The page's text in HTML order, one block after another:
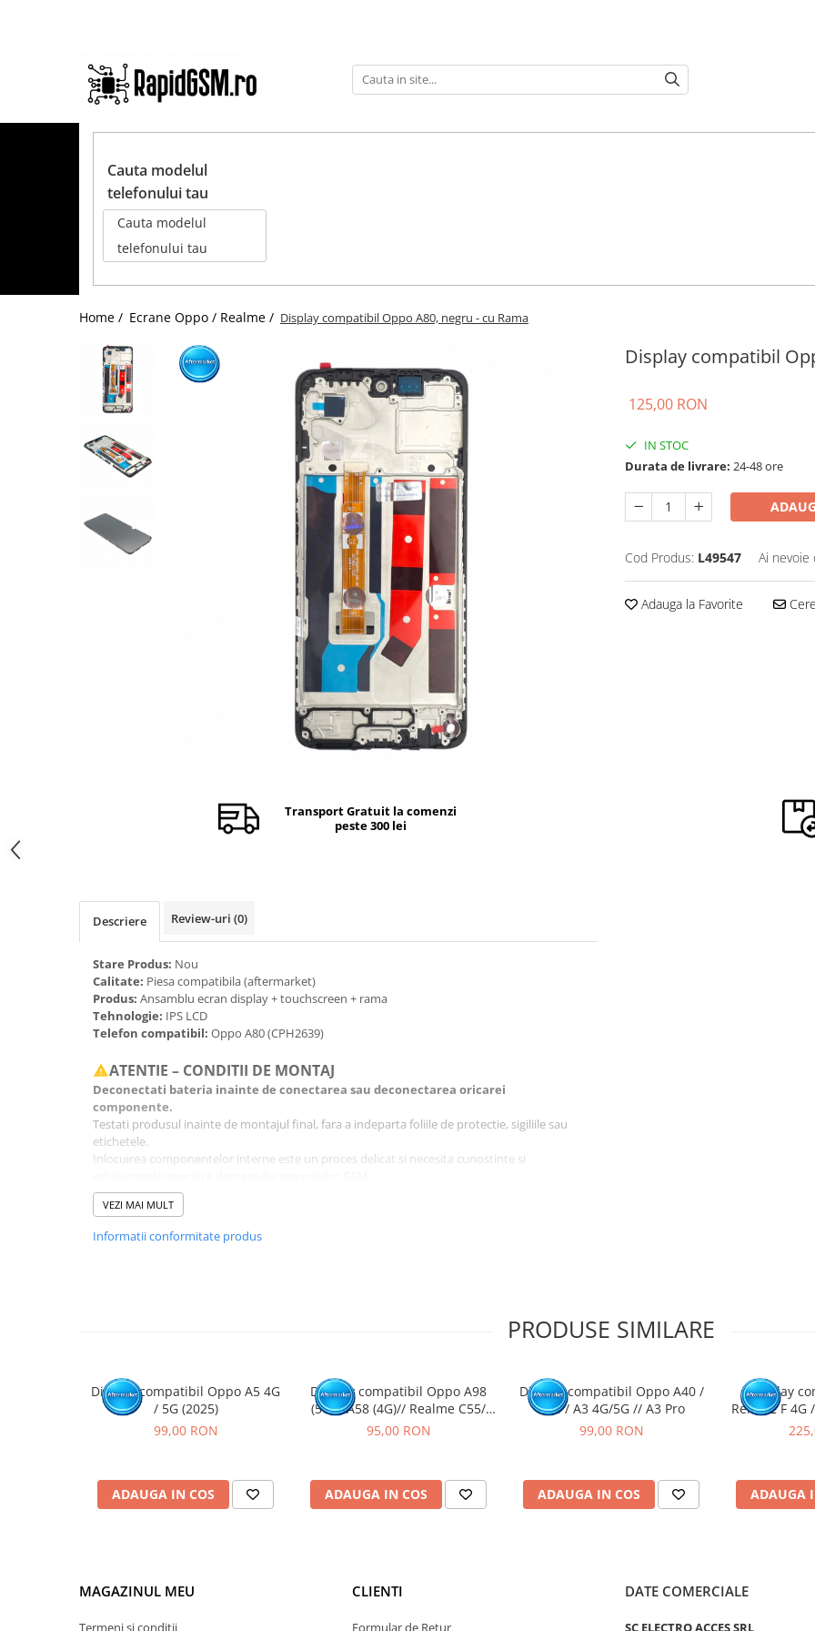
Ecrane Samsung
seria A
tableta
Ecrane iPhone
Ecrane Huawei / Honor
Ecrane Xiaomi / Redmi
Ecrane Motorola
Ecrane Oppo / Realme
Carcase si capace
Suruburi si adezivi
Piese din dezmembrari (SWAP)
Scule Service GSM
Cauta modelul
telefonului tau
Cauta modelul
telefonului tau
Home / Ecrane Oppo / Realme / Display compatibil Oppo A80, negru - cu Rama
Display compatibil
125,00 RON
IN STOC
Durata de livrare: 24-48 ore
Cod Produs: L49547 Ai nevoie
Adauga la Favorite
Transport Gratuit la comenzi
peste 300 lei
Descriere Review-uri (0)
Stare Produs: Nou
Calitate: Piesa compatibila (aftermarket)
Produs: Ansamblu ecran display + touchscreen + rama
Tehnologie: IPS LCD
Telefon compatibil: Oppo A80 (CPH2639)
ATENTIE – CONDITII DE MONTAJ
Deconectati bateria inainte de conectarea sau deconectarea oricarei
componente.
Testati produsul inainte de montajul final, fara a indeparta foliile de protectie, sigiliile sau
etichetele.
Inlocuirea componentelor interne este un proces delicat si necesita cunostinte si
Se recomanda montajul intr-un service specializat.
GARANTIE
VEZI MAI MULT
Informatii conformitate produs
PRODUSE SIMILARE
Display compatibil Oppo A5 4G
/ 5G (2025)
99,00 RON
ADAUGA IN COS
Display compatibil Oppo A98
(5G) / A58 (4G)// Realme C55/
11/ 11X (5G) // OnePlus Nord CE
95,00 RON
ADAUGA IN COS
Display compatibil Oppo A40 /
A80 / A3 4G/5G // A3 Pro
99,00 RON
ADAUGA IN COS
Display
Reno12 F 4G
ADAUGA
MAGAZINUL MEU
Termeni si conditii
CLIENTI
Formular de Retur
DATE COMERCIALE
SC ELECTRO ACCES SRL